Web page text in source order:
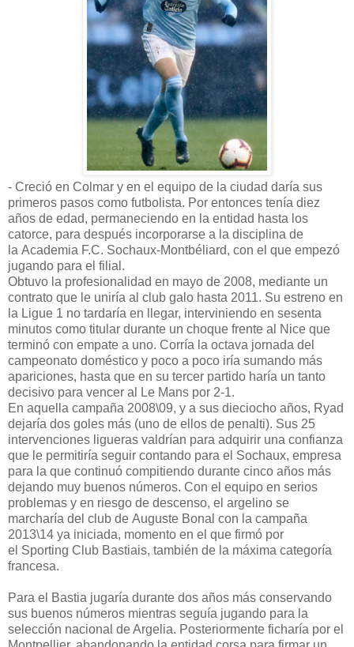
- Creció en Colmar y en el equipo de la ciudad daría sus
primeros pasos como futbolista. Por entonces tenía diez
años de edad, permaneciendo en la entidad hasta los
catorce, para después incorporarse a la disciplina de
la Academia F.C. Sochaux-Montbéliard, con el que empezó
jugando para el filial.
Obtuvo la profesionalidad en mayo de 2008, mediante un
contrato que le uniría al club galo hasta 2011. Su estreno en
la Ligue 1 no tardaría en llegar, interviniendo en sesenta
minutos como titular durante un choque frente al Nice que
terminó con empate a uno. Corría la octava jornada del
campeonato doméstico y poco a poco iría sumando más
apariciones, hasta que en su tercer partido haría un tanto
decisivo para vencer al Le Mans por 2-1.
En aquella campaña 2008\09, y a sus dieciocho años, Ryad
dejaría dos goles más (uno de ellos de penalti). Sus 25
intervenciones ligueras valdrían para adquirir una confianza
que le permitiría seguir contando para el Sochaux, empresa
para la que continuó compitiendo durante cinco años más
dejando muy buenos números. Con el equipo en serios
problemas y en riesgo de descenso, el argelino se
marcharía del club de Auguste Bonal con la campaña
2013\14 ya iniciada, momento en el que firmó por
el Sporting Club Bastiais, también de la máxima categoría
francesa.
Para el Bastia jugaría durante dos años más conservando
sus buenos números mientras seguía jugando para la
selección nacional de Argelia. Posteriormente ficharía por el